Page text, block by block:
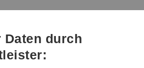
Direkt
Direkt
Direkt
(Sprache,
Drucken,
Social
Direkt
Direkt
durch